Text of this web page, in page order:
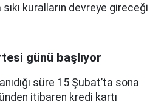
kuralların devreye gireceği
günü başlıyor
süre 15 Şubat’ta sona
itibaren kredi kartı